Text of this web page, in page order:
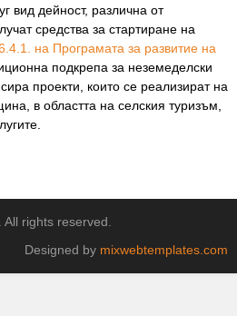
вид дейност, различна от
средства за стартиране на
на Програмата за развитие на
подкрепа за неземеделски
проекти, които се реализират на
в областта на селския туризъм,
rights reserved.
Designed by mixwebtemplates.com